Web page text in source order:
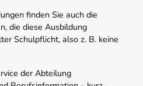
finden Sie auch die
die diese Ausbildung
Schulpflicht, also z. B. keine
der Abteilung